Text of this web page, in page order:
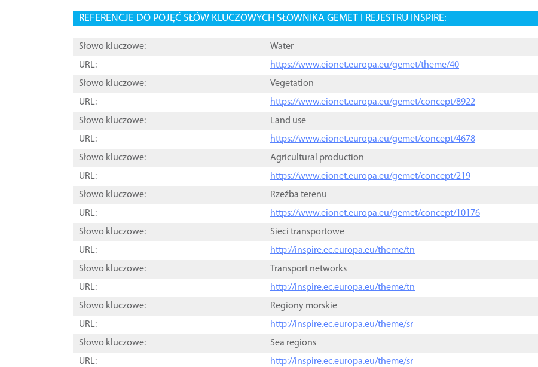
REFERENCJE DO POJĘĆ SŁÓW KLUCZOWYCH SŁOWNIKA GEMET I REJESTRU INSPIRE:
Słowo kluczowe:
Water
URL:
https://www.eionet.europa.eu/gemet/theme/40
Słowo kluczowe:
Vegetation
URL:
https://www.eionet.europa.eu/gemet/concept/8922
Słowo kluczowe:
Land use
URL:
https://www.eionet.europa.eu/gemet/concept/4678
Słowo kluczowe:
Agricultural production
URL:
https://www.eionet.europa.eu/gemet/concept/219
Słowo kluczowe:
Rzeźba terenu
URL:
https://www.eionet.europa.eu/gemet/concept/10176
Słowo kluczowe:
Sieci transportowe
URL:
http://inspire.ec.europa.eu/theme/tn
Słowo kluczowe:
Transport networks
URL:
http://inspire.ec.europa.eu/theme/tn
Słowo kluczowe:
Regiony morskie
URL:
http://inspire.ec.europa.eu/theme/sr
Słowo kluczowe:
Sea regions
URL:
http://inspire.ec.europa.eu/theme/sr